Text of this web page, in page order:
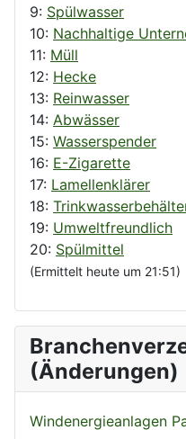
9: Spülwasser
10: Nachhaltige
11: Müll
12: Hecke
13: Reinwasser
14: Abwässer
15: Wasserspender
16: E-Zigarette
17: Lamellenklärer
18:
19: Umweltfreundlich
20: Spülmittel
(Ermittelt heute um 21:51)
(Änderungen)
Windenergieanlagen